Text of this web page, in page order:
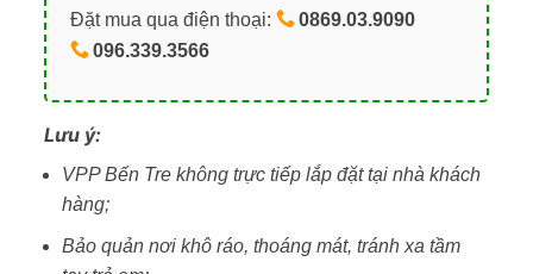
Đặt mua qua điện thoại:
0869.03.9090
096.339.3566
Lưu ý:
VPP Bến Tre không trực tiếp lắp đặt tại nhà khách
hàng;
Bảo quản nơi khô ráo, thoáng mát, tránh xa tầm